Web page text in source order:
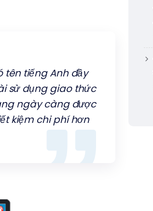
tên tiếng Anh đầy
sử dụng giao thức
ngày càng được
kiệm chi phí hơn